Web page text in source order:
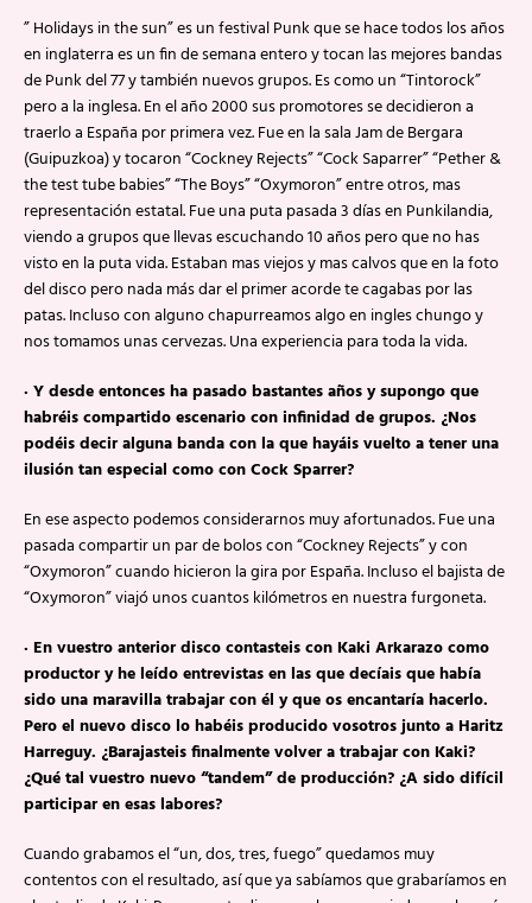
” Holidays in the sun” es un festival Punk que se hace todos los años
en inglaterra es un fin de semana entero y tocan las mejores bandas
de Punk del 77 y también nuevos grupos. Es como un “Tintorock”
pero a la inglesa. En el año 2000 sus promotores se decidieron a
traerlo a España por primera vez. Fue en la sala Jam de Bergara
(Guipuzkoa) y tocaron “Cockney Rejects” “Cock Saparrer” “Pether &
the test tube babies” “The Boys” “Oxymoron” entre otros, mas
representación estatal. Fue una puta pasada 3 días en Punkilandia,
viendo a grupos que llevas escuchando 10 años pero que no has
visto en la puta vida. Estaban mas viejos y mas calvos que en la foto
del disco pero nada más dar el primer acorde te cagabas por las
patas. Incluso con alguno chapurreamos algo en ingles chungo y
nos tomamos unas cervezas. Una experiencia para toda la vida.
· Y desde entonces ha pasado bastantes años y supongo que
habréis compartido escenario con infinidad de grupos. ¿Nos
podéis decir alguna banda con la que hayáis vuelto a tener una
ilusión tan especial como con Cock Sparrer?
En ese aspecto podemos considerarnos muy afortunados. Fue una
pasada compartir un par de bolos con “Cockney Rejects” y con
“Oxymoron” cuando hicieron la gira por España. Incluso el bajista de
“Oxymoron” viajó unos cuantos kilómetros en nuestra furgoneta.
· En vuestro anterior disco contasteis con Kaki Arkarazo como
productor y he leído entrevistas en las que decíais que había
sido una maravilla trabajar con él y que os encantaría hacerlo.
Pero el nuevo disco lo habéis producido vosotros junto a Haritz
Harreguy. ¿Barajasteis finalmente volver a trabajar con Kaki?
¿Qué tal vuestro nuevo “tandem” de producción? ¿A sido difícil
participar en esas labores?
Cuando grabamos el “un, dos, tres, fuego” quedamos muy
contentos con el resultado, así que ya sabíamos que grabaríamos en